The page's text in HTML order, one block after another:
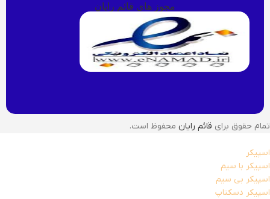
مجوز های قائم رایان
تمام حقوق برای قائم رایان محفوظ است.
اسپیکر
اسپیکر با سیم
اسپیکر بی سیم
اسپیکر دسکتاپ